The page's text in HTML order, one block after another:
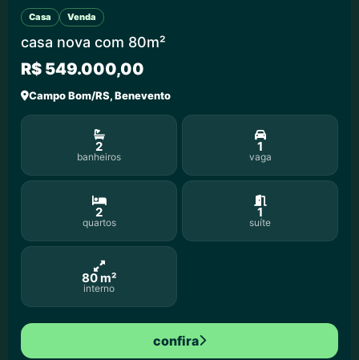
Casa Venda
casa nova com 80m²
R$ 549.000,00
Campo Bom/RS, Benevento
2
banheiros
1
vaga
2
quartos
1
suíte
80 m²
interno
confira